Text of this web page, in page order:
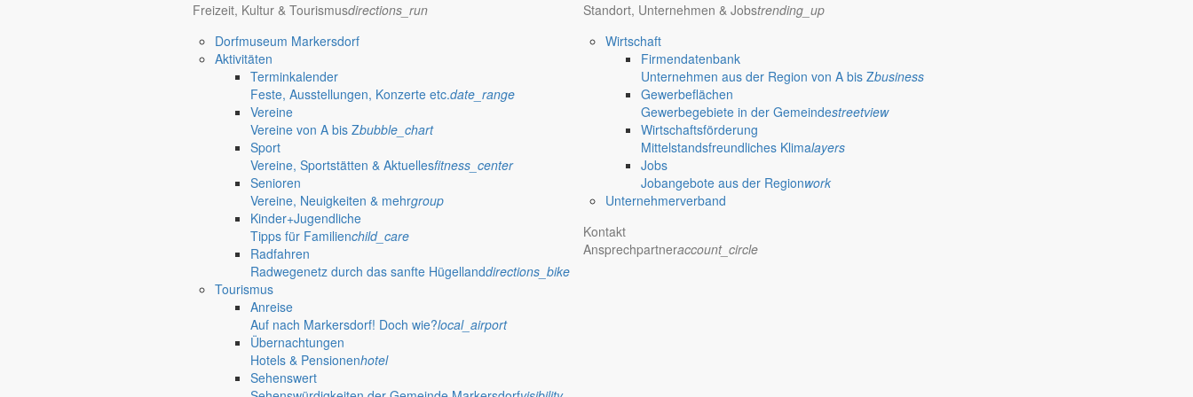
Freizeit, Kultur & Tourismusdirections_run
Dorfmuseum Markersdorf
Aktivitäten
Terminkalender
Feste, Ausstellungen, Konzerte etc.date_range
Vereine
Vereine von A bis Zbubble_chart
Sport
Vereine, Sportstätten & Aktuellesfitness_center
Senioren
Vereine, Neuigkeiten & mehrgroup
Kinder+Jugendliche
Tipps für Familienchild_care
Radfahren
Radwegenetz durch das sanfte Hügellanddirections_bike
Tourismus
Anreise
Auf nach Markersdorf! Doch wie?local_airport
Übernachtungen
Hotels & Pensionenhotel
Sehenswert
Standort, Unternehmen & Jobstrending_up
Wirtschaft
Firmendatenbank
Unternehmen aus der Region von A bis Zbusiness
Gewerbeflächen
Gewerbegebiete in der Gemeindestreetview
Wirtschaftsförderung
Mittelstandsfreundliches Klimalayers
Jobs
Jobangebote aus der Regionwork
Unternehmerverband
Kontakt
Ansprechpartneraccount_circle
Anschrift: Gemeindeverwaltung Markersdorf,
E-Mail: sekretariat@gemeinde-markersdorf.de
Aktuelles aus dem Rathaus
Liebe Bürgerinnen und Bürger der Gemeinde Markersdorf! Der Winter ist vorbei und der Frühling hat sich eingestellt. Im Gemeindeamt konnte man das nicht nur an den sonnigen Tagen und den steigenden
Außentemperaturen erkennen. Viele unserer Bürger haben uns nämlich mehrfach darauf hingewiesen, dass die Straßenschäden noch nicht beseitigt sind!
Bürgermeister April 2013
Nun habe ich mich schon im Februar zu den noch nicht beseitigten Straßenschäden geäußert und konnte doch nicht ahnen, dass wir im April noch keinen Handschlag bei der Beseitigung der Straßenlöcher
gemacht haben. Der Winter behält uns dieses Jahr etwas länger im Griff, als normal. Aber seine Auswirkungen werden wir in einigen Bereichen unserer Gemeinde wohl noch das ganze Jahr sehen können!